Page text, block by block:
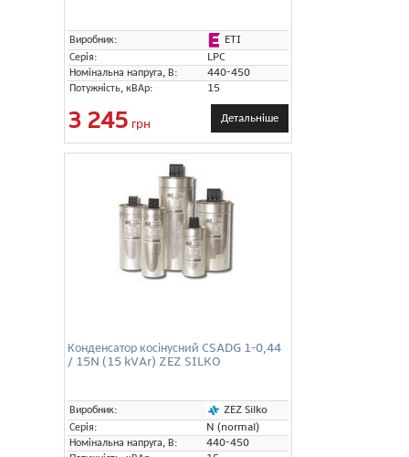
Виробник:
ETI
Серія:
LPC
Номінальна напруга, В:
440-450
Потужність, кВАр:
15
3 245 грн Детальніше
Конденсатор косінусний CSADG 1-0,44
/ 15N (15 kVAr) ZEZ SILKO
Виробник:
ZEZ Silko
Серія:
N (normal)
Номінальна напруга, В:
440-450